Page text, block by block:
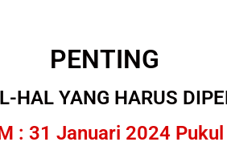
PENTING
HAL YANG HARUS
: 31 Januari 2024